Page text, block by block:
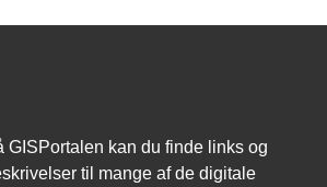
GISPortalen kan du finde links og
til mange af de digitale